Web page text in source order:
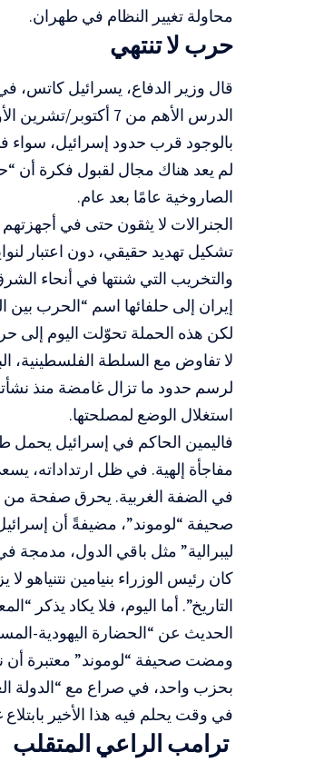
محاولة تغيير النظام في طهران.
حرب لا تنتهي
قال وزير الدفاع، يسرائيل كاتس،
الدرس الأهم من 7
بالوجود قرب حدود إسرائيل، سواء
لم يعد هناك مجال لقبول فكرة أن
الصاروخية عامًا بعد عام.
الجنرالات لا يثقون حتى في
تشكيل تهديد حقيقي، دون اعتبار
والتخريب التي شنتها في أنحاء
إيران إلى حلفائها اسم “الحرب
لكن هذه الحملة تحوّلت اليوم إلى
لا تفاوض مع السلطة الفلسطينية،
استغلال الوضع لمصلحتها.
مفاجأة إلهية. في ظل ارتداداته،
صحيفة “لوموند”، مضيفةً أن
ليبرالية” مثل باقي الدول، مدمجة
كان رئيس الوزراء بنيامين نتنياهو
التاريخ”. أما اليوم، فلا يكاد يذكر
الحديث عن “الحضارة اليهودية-
ومضت صحيفة “لوموند” معتبرة أن
بحزب واحد، في صراع مع “الدولة
في وقت يحلم فيه هذا الأخير
ترامب الراعي المتقلب